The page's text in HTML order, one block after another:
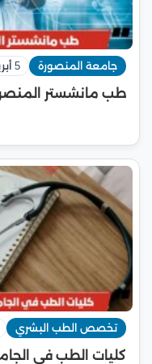
جامعة المنصورة 5 أبريل 2026
طب مانشستر
تخصص الطب البشري
كليات الطب في